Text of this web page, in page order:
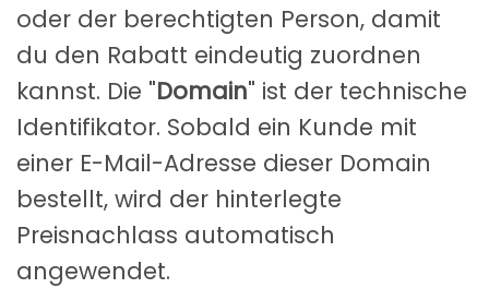
oder der berechtigten Person, damit
du den Rabatt eindeutig zuordnen
kannst. Die "Domain" ist der technische
Identifikator. Sobald ein Kunde mit
einer E-Mail-Adresse dieser Domain
bestellt, wird der hinterlegte
Preisnachlass automatisch
angewendet.